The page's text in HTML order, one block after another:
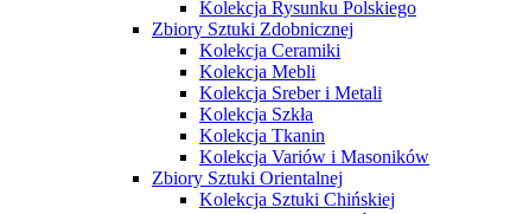
Kolekcja Rysunku Polskiego
Zbiory Sztuki Zdobnicznej
Kolekcja Ceramiki
Kolekcja Mebli
Kolekcja Sreber i Metali
Kolekcja Szkła
Kolekcja Tkanin
Kolekcja Variów i Masoników
Zbiory Sztuki Orientalnej
Kolekcja Sztuki Chińskiej